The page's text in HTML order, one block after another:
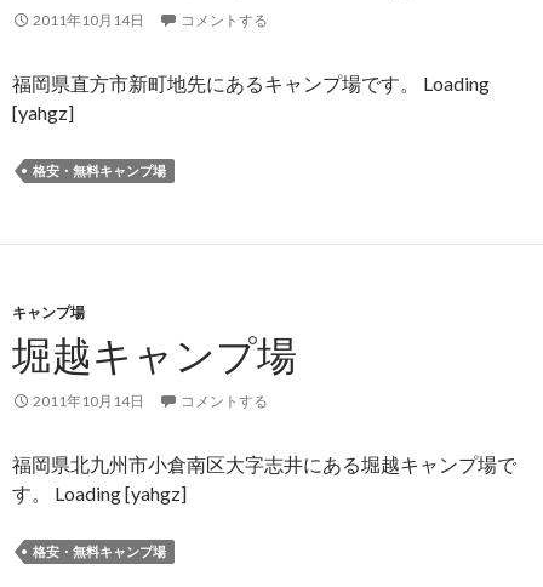
2011年10月14日 コメントする
福岡県直方市新町地先にあるキャンプ場です。 Loading
[yahgz]
格安・無料キャンプ場
キャンプ場
堀越キャンプ場
2011年10月14日 コメントする
福岡県北九州市小倉南区大字志井にある堀越キャンプ場で
す。 Loading [yahgz]
格安・無料キャンプ場